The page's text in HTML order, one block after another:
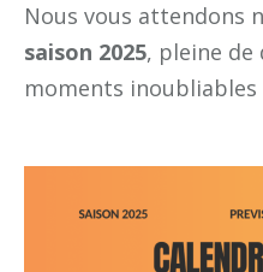
Nous vous attendons
saison 2025, pleine de
moments inoubliables